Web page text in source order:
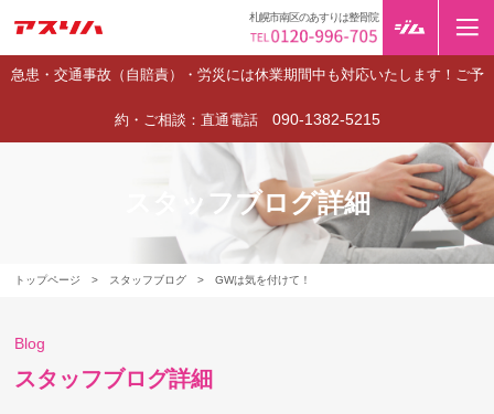
急患・交通事故（自賠責）・労災には休業期間中も対応いたします！ご予
約・ご相談：直通電話 090-1382-5215
札幌市南区のあすりは整骨院
トップページ > スタッフブログ > GWは気を付けて！
スタッフブログ詳細
Blog
スタッフブログ詳細